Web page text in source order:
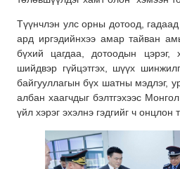
Түүнчлэн улс орны дотоод,
ард иргэдийнхээ амар тайван
бүхий цагдаа, дотоодын цэрэг,
шийдвэр гүйцэтгэх, шүүх
байгууллагын бүх шатны мэдлэг,
албан хаагчдыг бэлтгэхээс
үйл хэрэг эхэлнэ гэдгийг ч онцлон